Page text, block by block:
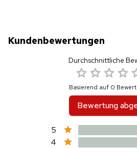
Kundenbewertungen
Durchschnittliche
Basierend auf 0
Bewertung
5
4